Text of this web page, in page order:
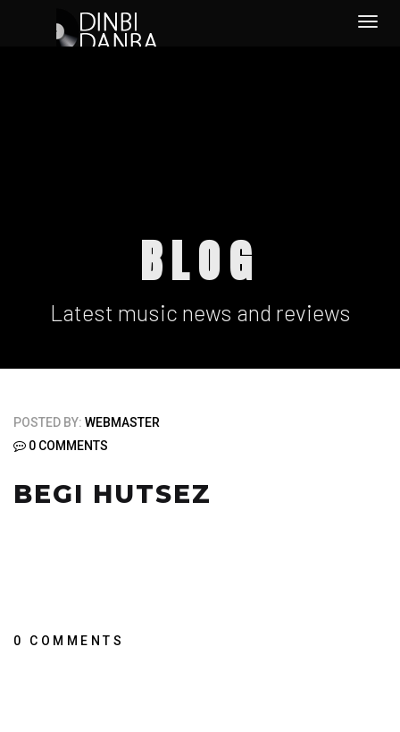
BLOG
Latest music news and reviews
POSTED BY: WEBMASTER
0 COMMENTS
BEGI HUTSEZ
0 COMMENTS